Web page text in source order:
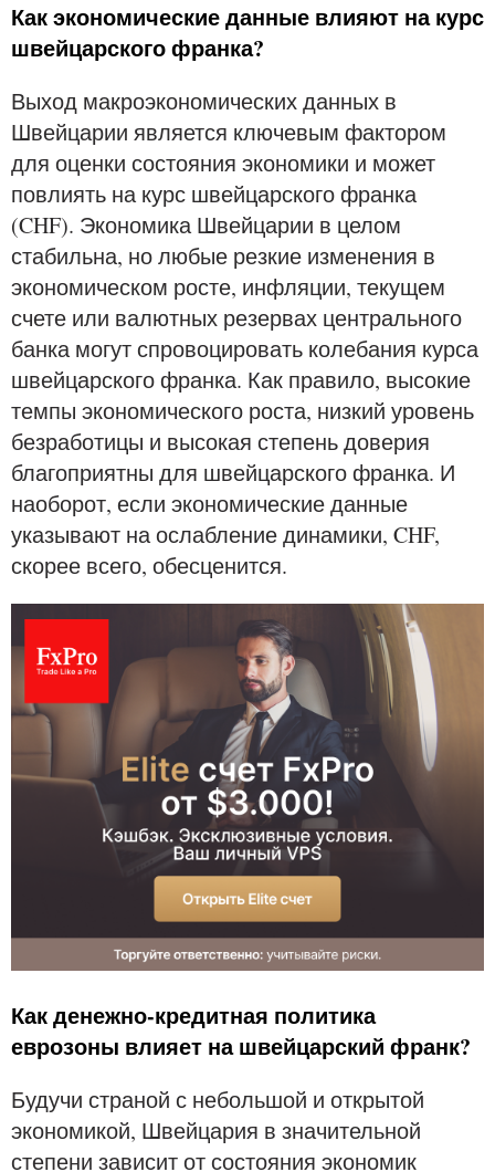
Как экономические данные влияют на курс
швейцарского франка?
Выход макроэкономических данных в
Швейцарии является ключевым фактором
для оценки состояния экономики и может
повлиять на курс швейцарского франка
(CHF). Экономика Швейцарии в целом
стабильна, но любые резкие изменения в
экономическом росте, инфляции, текущем
счете или валютных резервах центрального
банка могут спровоцировать колебания курса
швейцарского франка. Как правило, высокие
темпы экономического роста, низкий уровень
безработицы и высокая степень доверия
благоприятны для швейцарского франка. И
наоборот, если экономические данные
указывают на ослабление динамики, CHF,
скорее всего, обесценится.
Как денежно-кредитная политика
еврозоны влияет на швейцарский франк?
Будучи страной с небольшой и открытой
экономикой, Швейцария в значительной
степени зависит от состояния экономик